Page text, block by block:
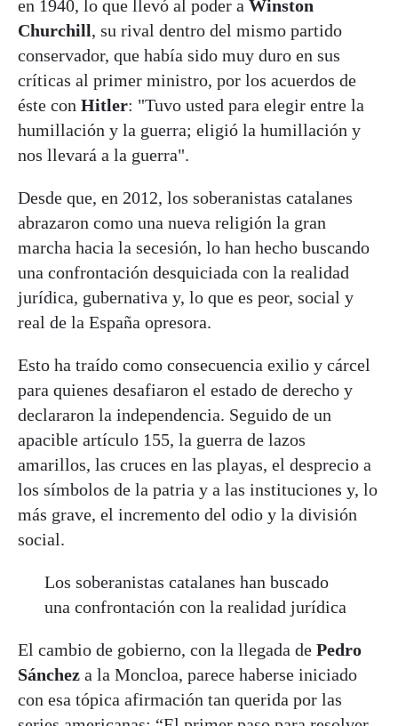
en 1940, lo que llevó al poder a Winston
Churchill, su rival dentro del mismo partido
conservador, que había sido muy duro en sus
críticas al primer ministro, por los acuerdos de
éste con Hitler: "Tuvo usted para elegir entre la
humillación y la guerra; eligió la humillación y
nos llevará a la guerra".
Desde que, en 2012, los soberanistas catalanes
abrazaron como una nueva religión la gran
marcha hacia la secesión, lo han hecho buscando
una confrontación desquiciada con la realidad
jurídica, gubernativa y, lo que es peor, social y
real de la España opresora.
Esto ha traído como consecuencia exilio y cárcel
para quienes desafiaron el estado de derecho y
declararon la independencia. Seguido de un
apacible artículo 155, la guerra de lazos
amarillos, las cruces en las playas, el desprecio a
los símbolos de la patria y a las instituciones y, lo
más grave, el incremento del odio y la división
social.
Los soberanistas catalanes han buscado
una confrontación con la realidad jurídica
El cambio de gobierno, con la llegada de Pedro
Sánchez a la Moncloa, parece haberse iniciado
con esa tópica afirmación tan querida por las